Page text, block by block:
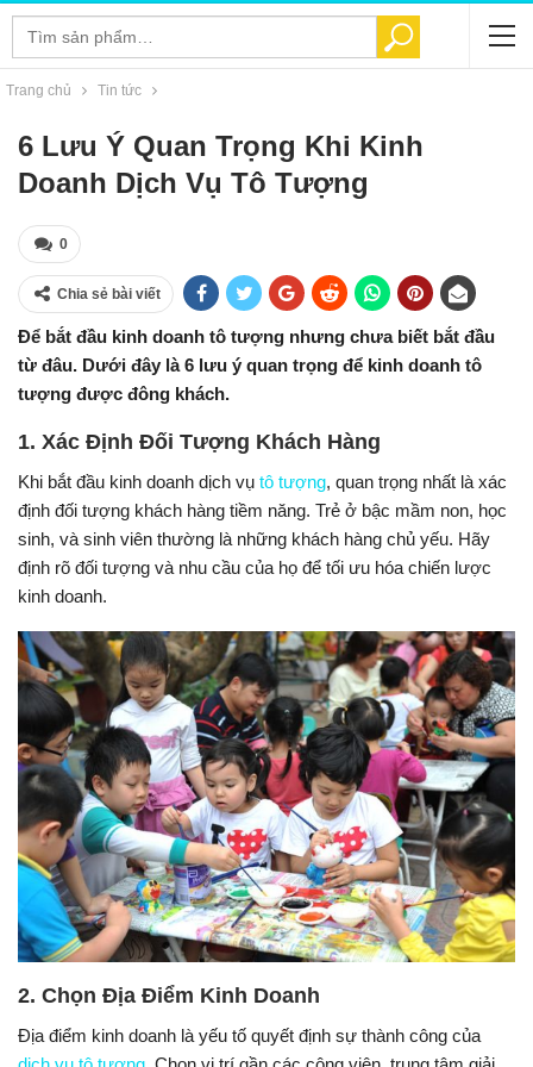
Tìm
kiếm:
Trang chủ Tin tức
6 Lưu Ý Quan Trọng Khi Kinh
Doanh Dịch Vụ Tô Tượng
0
Chia sẻ bài viết
Để bắt đầu kinh doanh tô tượng nhưng chưa biết bắt đầu
từ đâu. Dưới đây là 6 lưu ý quan trọng để kinh doanh tô
tượng được đông khách.
1. Xác Định Đối Tượng Khách Hàng
Khi bắt đầu kinh doanh dịch vụ tô tượng, quan trọng nhất là xác
định đối tượng khách hàng tiềm năng. Trẻ ở bậc mầm non, học
sinh, và sinh viên thường là những khách hàng chủ yếu. Hãy
định rõ đối tượng và nhu cầu của họ để tối ưu hóa chiến lược
kinh doanh.
2. Chọn Địa Điểm Kinh Doanh
Địa điểm kinh doanh là yếu tố quyết định sự thành công của